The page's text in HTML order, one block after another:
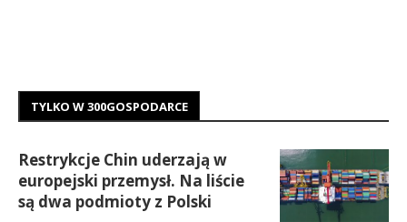
TYLKO W 300GOSPODARCE
Restrykcje Chin uderzają w
europejski przemysł. Na liście
są dwa podmioty z Polski